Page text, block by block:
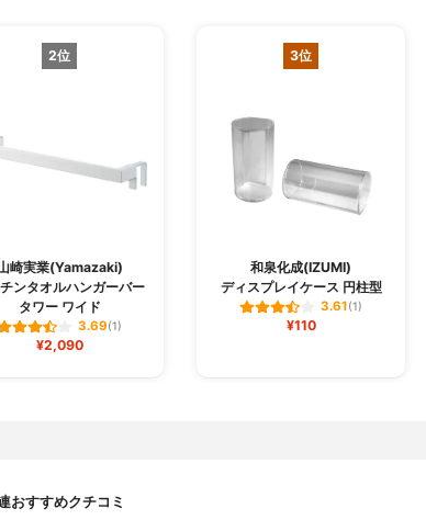
2位
崎実業(Yamazaki)
ンタオルハンガーバー
タワー ワイド
3.69(1)
¥2,090
3位
和泉化成(IZUMI)
ディスプレイケース 円柱型
3.61(1)
¥110
おすすめクチコミ